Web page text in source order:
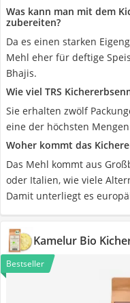
Was kann man mit dem
zubereiten?
Da es einen starken
Mehl eher für deftige
Bhajis.
Wie viel TRS
Sie erhalten zwölf
eine der höchsten
Woher kommt das
Das Mehl kommt aus
oder Italien, wie viele
Damit unterliegt es
Kamelur Bio
Bestseller